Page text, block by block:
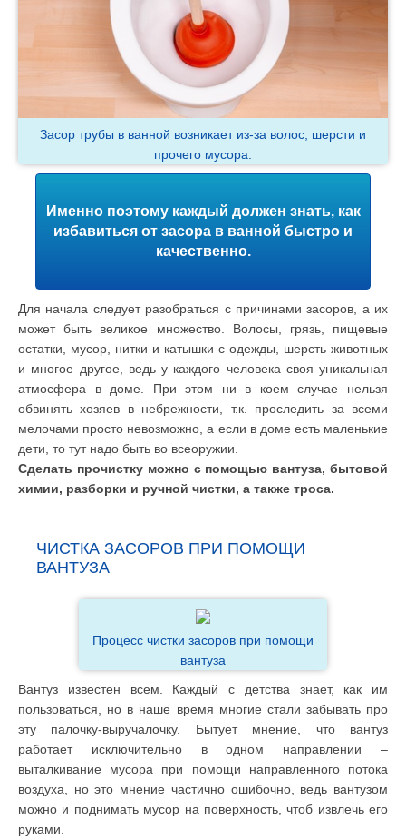
Засор трубы в ванной возникает из-за волос, шерсти и
прочего мусора.
Именно поэтому каждый должен знать, как
избавиться от засора в ванной быстро и
качественно.
Для начала следует разобраться с причинами засоров, а их
может быть великое множество. Волосы, грязь, пищевые
остатки, мусор, нитки и катышки с одежды, шерсть животных
и многое другое, ведь у каждого человека своя уникальная
атмосфера в доме. При этом ни в коем случае нельзя
обвинять хозяев в небрежности, т.к. проследить за всеми
мелочами просто невозможно, а если в доме есть маленькие
дети, то тут надо быть во всеоружии.
Сделать прочистку можно с помощью вантуза, бытовой
химии, разборки и ручной чистки, а также троса.
ЧИСТКА ЗАСОРОВ ПРИ ПОМОЩИ
ВАНТУЗА
Процесс чистки засоров при помощи
вантуза
Вантуз известен всем. Каждый с детства знает, как им
пользоваться, но в наше время многие стали забывать про
эту палочку-выручалочку. Бытует мнение, что вантуз
работает исключительно в одном направлении –
выталкивание мусора при помощи направленного потока
воздуха, но это мнение частично ошибочно, ведь вантузом
можно и поднимать мусор на поверхность, чтоб извлечь его
руками.